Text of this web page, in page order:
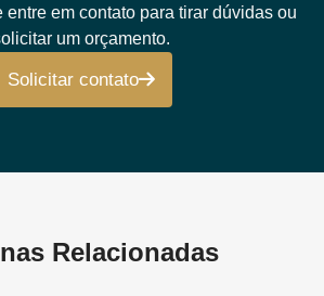
em contato para tirar dúvidas ou
um orçamento.
Solicitar contato
Relacionadas